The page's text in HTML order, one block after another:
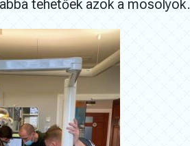
tehetőek azok a mosolyok.